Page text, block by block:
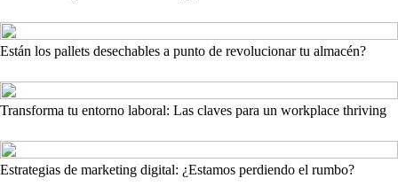
Están los pallets desechables a punto de revolucionar tu almacén?
Transforma tu entorno laboral: Las claves para un workplace thriving
Estrategias de marketing digital: ¿Estamos perdiendo el rumbo?